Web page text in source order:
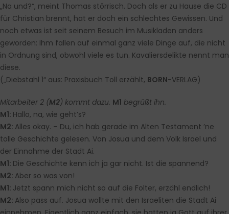
„Na und?“, meint Thomas störrisch. Doch als er zu Hause die CD
für Christian brennt, hat er doch ein schlechtes Gewissen. Und
noch etwas ist seit seinem Besuch im Musikladen anders
geworden: Ihm fallen auf einmal ganz viele Dinge auf, die nicht
in Ordnung sind, obwohl viele es tun. Kavaliersdelikte nennt man
diese.
(„Diebstahl 1“ aus: Praxisbuch Toll erzählt, BORN-VERLAG)
Mitarbeiter 2 (M2) kommt dazu. M1 begrüßt ihn.
M1: Hallo, na, wie geht’s?
M2: Alles okay. – Du, ich hab gerade im Alten Testament ’ne
tolle Geschichte gelesen. Von Josua und dem Volk Israel und
der Einnahme der Stadt Ai.
M1: Die Geschichte kenn ich ja gar nicht. Ist die spannend?
M2: Aber so was von!
M1: Jetzt spann mich nicht so auf die Folter, erzähl endlich!
M2: Also pass auf. Josua wollte mit den Israeliten die Stadt Ai